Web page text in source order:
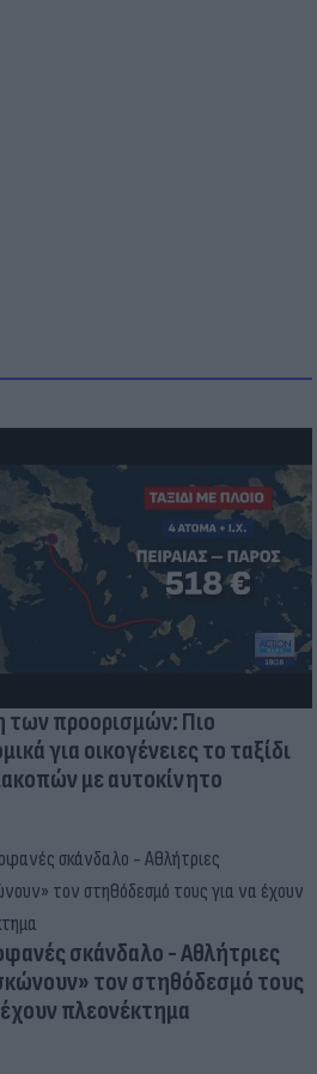
των προορισμών: Πιο
για οικογένειες το ταξίδι
με αυτοκίνητο
σκάνδαλο - Aθλήτριες
τον στηθόδεσμό τους
πλεονέκτημα